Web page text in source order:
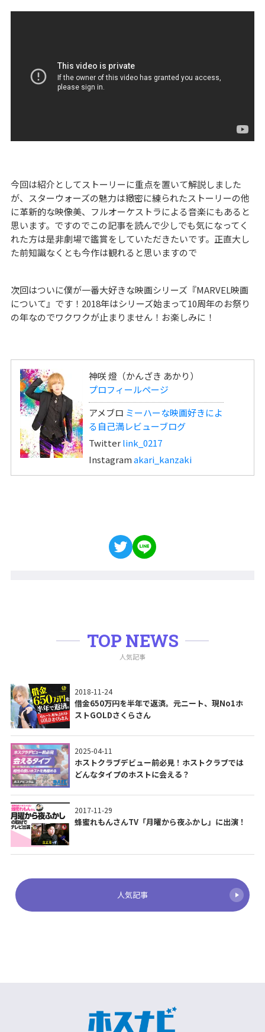
今回は紹介としてストーリーに重点を置いて解説しました
が、スターウォーズの魅力は緻密に練られたストーリーの他
に革新的な映像美、フルオーケストラによる音楽にもあると
思います。ですのでこの記事を読んで少しでも気になってく
れた方は是非劇場で鑑賞をしていただきたいです。正直大し
た前知識なくとも今作は観れると思いますので
次回はついに僕が一番大好きな映画シリーズ『MARVEL映画
について』です！2018年はシリーズ始まって10周年のお祭り
の年なのでワクワクが止まりません！お楽しみに！
神咲 燈（かんざき あかり）
プロフィールページ
アメブロ ミーハーな映画好きによ
る自己満レビューブログ
Twitterlink_0217
Instagramakari_kanzaki
TOP NEWS
人気記事
2018-11-24
借金650万円を半年で返済。元ニート、現No1ホ
ストGOLDさくらさん
2025-04-11
ホストクラブデビュー前必見！ホストクラブでは
どんなタイプのホストに会える？
2017-11-29
蜂蜜れもんさんTV「月曜から夜ふかし」に出演！
人気記事